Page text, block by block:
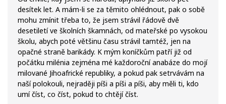
desítek let. A mám-li se za těmito ohlédnout, pak o sobě
mohu zmínit třeba to, že jsem strávil řádově dvě
desetiletí ve školních škamnách, od mateřské po vysokou
školu, abych poté většinu času strávil tamtéž, jen na
opačné straně barikády. K mým koníčkům patří již od
počátku milénia zejména mé každoroční anabáze do mojí
milované Jihoafrické republiky, a pokud pak setrvávám na
naší polokouli, nejraději píši a píši a píši, aby měli ti, kdo
umí číst, co číst, pokud to chtějí číst.